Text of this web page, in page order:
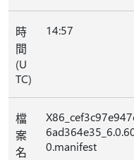
時
間
(U
TC)
14:57
檔
案
名
0.manifest